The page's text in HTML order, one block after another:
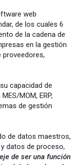
web
de los cuales 6
de la cadena de
en la gestión
proveedores,
capacidad de
MOM, ERP,
de gestión
de datos maestros,
datos de proceso,
de ser una función